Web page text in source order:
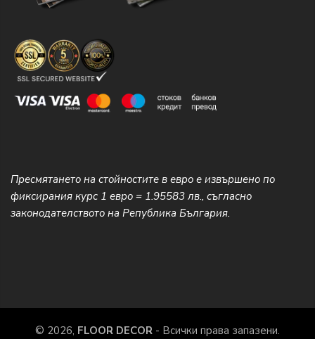
Пресмятането на стойностите в евро е извършено по
фиксирания курс 1 евро = 1.95583 лв., съгласно
законодателството на Република България.
© 2026, FLOOR DECOR - Всички права запазени.